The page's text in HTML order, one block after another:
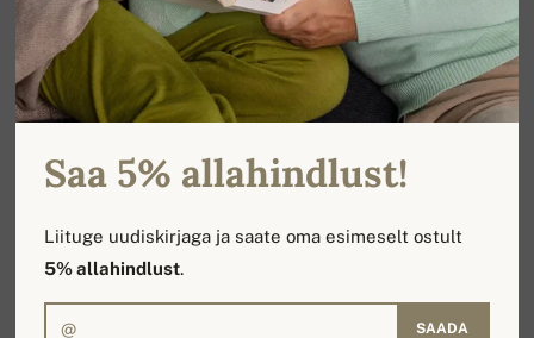
Saa 5% allahindlust!
Liituge uudiskirjaga ja saate oma esimeselt ostult
5% allahindlust.
SAADA